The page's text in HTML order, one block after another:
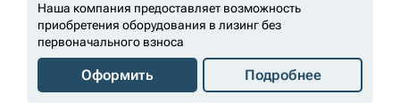
Наша компания предоставляет возможность
приобретения оборудования в лизинг без
первоначального взноса
Оформить Подробнее